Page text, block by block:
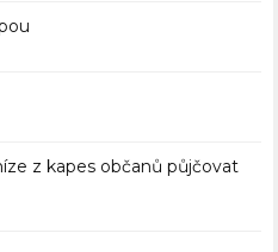
z kapes občanů půjčovat